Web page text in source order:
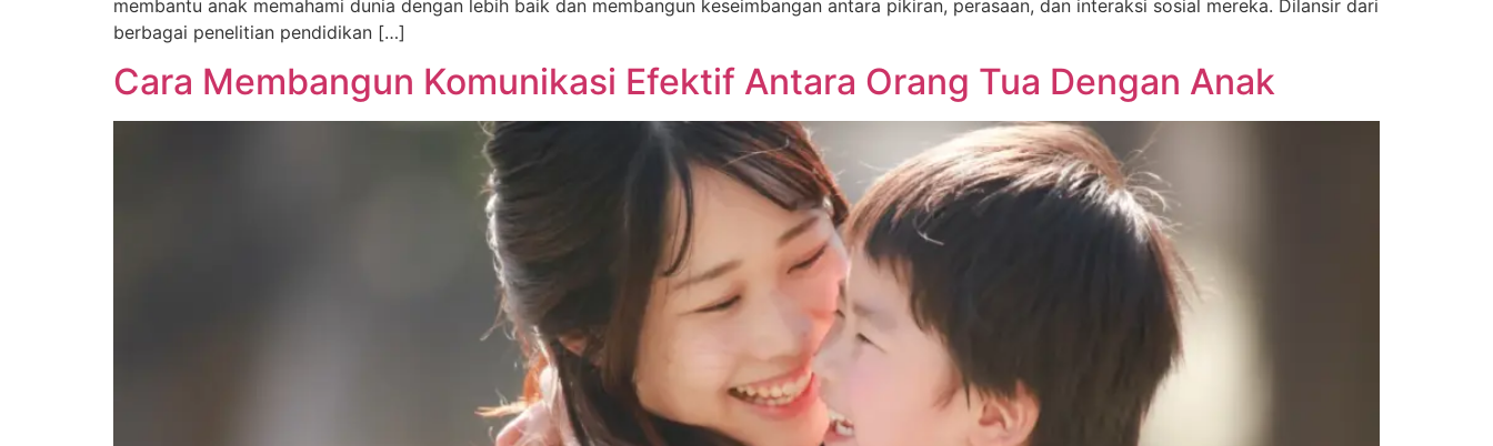
membantu anak memahami dunia dengan lebih baik dan membangun keseimbangan antara pikiran, perasaan, dan interaksi sosial mereka. Dilansir dari
berbagai penelitian pendidikan […]
Cara Membangun Komunikasi Efektif Antara Orang Tua Dengan Anak